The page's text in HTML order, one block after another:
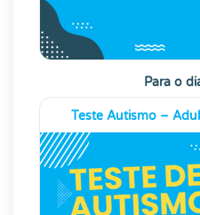
Para o
Teste Autismo –